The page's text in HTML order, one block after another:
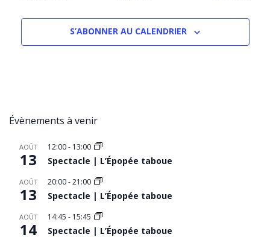
S’ABONNER AU CALENDRIER
Évènements à venir
AOÛT
13
12:00- 13:00
Spectacle | L’Épopée taboue
AOÛT
13
20:00-21:00
Spectacle | L’Épopée taboue
AOÛT
14
14:45 - 15:45
Spectacle | L’Épopée taboue